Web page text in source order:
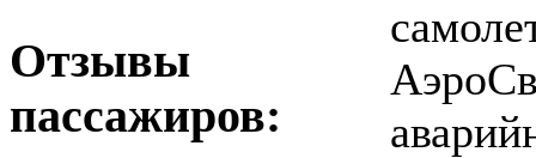
Отзывы
пассажиров: